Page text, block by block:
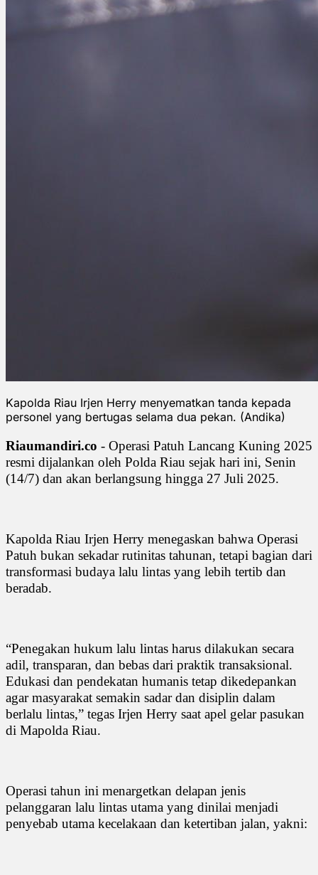
Kapolda Riau Irjen Herry menyematkan tanda kepada
personel yang bertugas selama dua pekan. (Andika)
Riaumandiri.co - Operasi Patuh Lancang Kuning 2025
resmi dijalankan oleh Polda Riau sejak hari ini, Senin
(14/7) dan akan berlangsung hingga 27 Juli 2025.
Kapolda Riau Irjen Herry menegaskan bahwa Operasi
Patuh bukan sekadar rutinitas tahunan, tetapi bagian dari
transformasi budaya lalu lintas yang lebih tertib dan
beradab.
“Penegakan hukum lalu lintas harus dilakukan secara
adil, transparan, dan bebas dari praktik transaksional.
Edukasi dan pendekatan humanis tetap dikedepankan
agar masyarakat semakin sadar dan disiplin dalam
berlalu lintas,” tegas Irjen Herry saat apel gelar pasukan
di Mapolda Riau.
Operasi tahun ini menargetkan delapan jenis
pelanggaran lalu lintas utama yang dinilai menjadi
penyebab utama kecelakaan dan ketertiban jalan, yakni: